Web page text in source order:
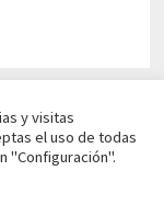
y visitas
el uso de todas
"Configuración".